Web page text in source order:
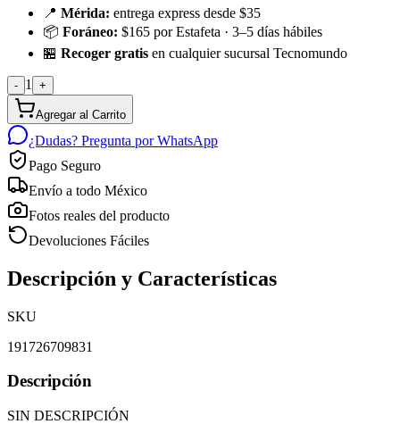
📍 Mérida: entrega express desde $35
📦 Foráneo: $165 por Estafeta · 3–5 días hábiles
🏪 Recoger gratis en cualquier sucursal Tecnomundo
- 1 +
Agregar al Carrito
¿Dudas? Pregunta por WhatsApp
Pago Seguro
Envío a todo México
Fotos reales del producto
Devoluciones Fáciles
Descripción y Características
SKU
191726709831
Descripción
SIN DESCRIPCIÓN